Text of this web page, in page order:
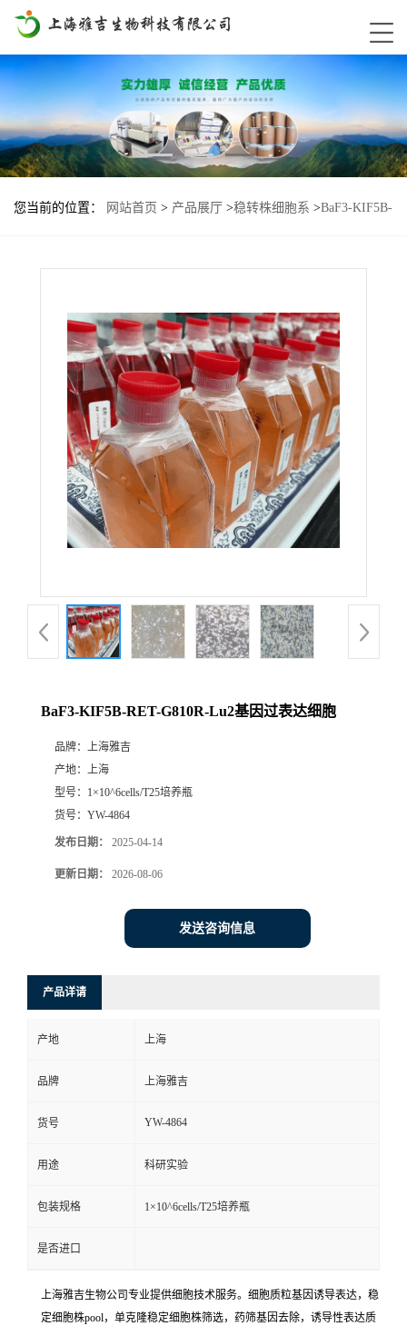
您当前的位置： 网站首页 > 产品展厅 >稳转株细胞系 >BaF3-KIF5B-
BaF3-KIF5B-RET-G810R-Lu2基因过表达细胞
品牌： 上海雅吉
产地： 上海
型号： 1×10^6cells/T25培养瓶
货号： YW-4864
发布日期： 2025-04-14
更新日期： 2026-08-06
发送咨询信息
产品详请
产地 上海
品牌 上海雅吉
货号 YW-4864
用途 科研实验
包装规格 1×10^6cells/T25培养瓶
是否进口
上海雅吉生物公司专业提供细胞技术服务。细胞质粒基因诱导表达，稳
定细胞株pool，单克隆稳定细胞株筛选，药筛基因去除，诱导性表达质